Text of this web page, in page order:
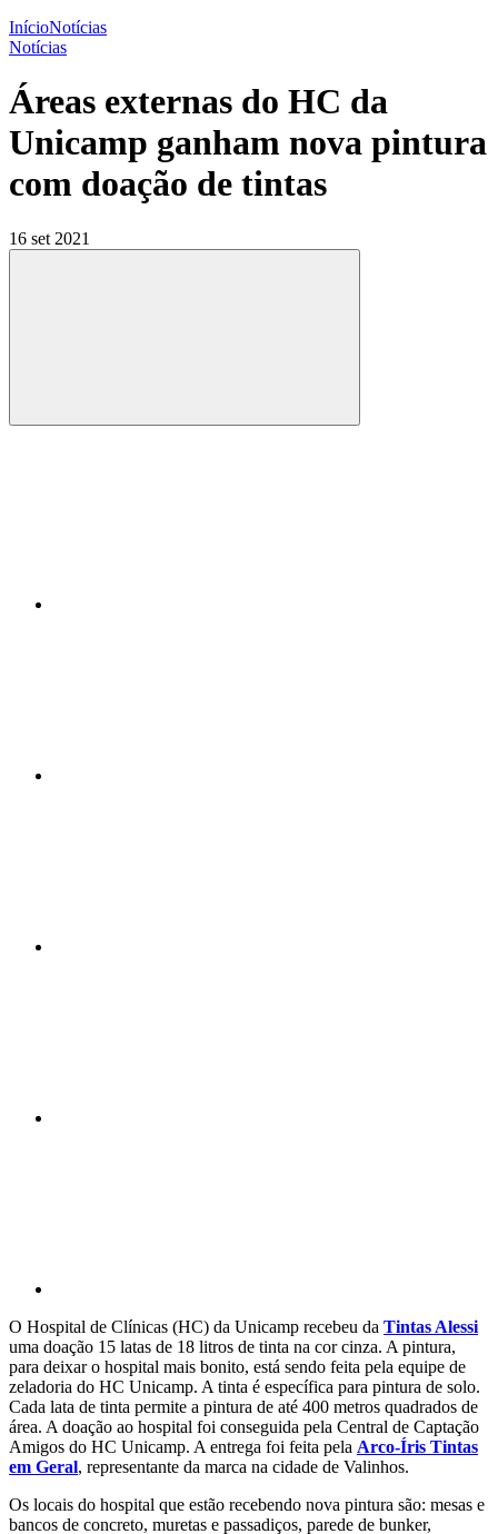
InícioNotícias
Notícias
Áreas externas do HC da
Unicamp ganham nova pintura
com doação de tintas
16 set 2021
Compartilhar
O Hospital de Clínicas (HC) da Unicamp recebeu da Tintas Alessi
uma doação 15 latas de 18 litros de tinta na cor cinza. A pintura,
para deixar o hospital mais bonito, está sendo feita pela equipe de
zeladoria do HC Unicamp. A tinta é específica para pintura de solo.
Cada lata de tinta permite a pintura de até 400 metros quadrados de
área. A doação ao hospital foi conseguida pela Central de Captação
Amigos do HC Unicamp. A entrega foi feita pela Arco-Íris Tintas
em Geral, representante da marca na cidade de Valinhos.
Os locais do hospital que estão recebendo nova pintura são: mesas e
bancos de concreto, muretas e passadiços, parede de bunker,